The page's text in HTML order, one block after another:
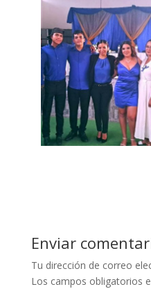
Enviar
Tu dirección de correo
Los campos obligatorios